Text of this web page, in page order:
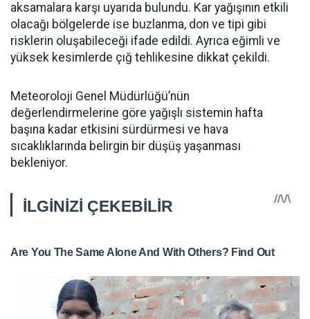
aksamalara karşı uyarıda bulundu. Kar yağışının etkili
olacağı bölgelerde ise buzlanma, don ve tipi gibi
risklerin oluşabileceği ifade edildi. Ayrıca eğimli ve
yüksek kesimlerde çığ tehlikesine dikkat çekildi.
Meteoroloji Genel Müdürlüğü’nün
değerlendirmelerine göre yağışlı sistemin hafta
başına kadar etkisini sürdürmesi ve hava
sıcaklıklarında belirgin bir düşüş yaşanması
bekleniyor.